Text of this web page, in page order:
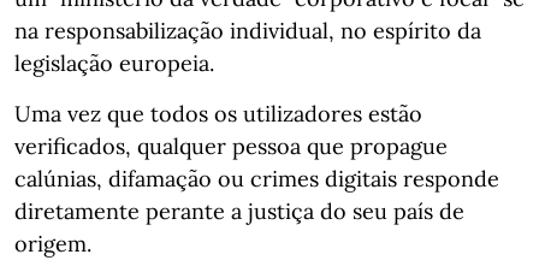
na responsabilização individual, no espírito da
legislação europeia.
Uma vez que todos os utilizadores estão
verificados, qualquer pessoa que propague
calúnias, difamação ou crimes digitais responde
diretamente perante a justiça do seu país de
origem.